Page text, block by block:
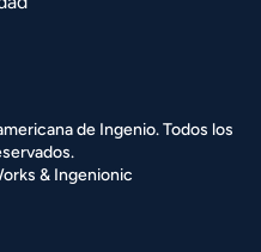
de Ingenio. Todos los
& Ingenionic